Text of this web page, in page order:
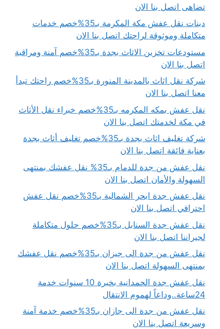
تضاهى اتصل بنا الان
دينات نقل عفش مكة المكرمة بـ35%خصم خدمات
متكاملة وموثوقة لراحتك اتصل بنا الان
مستودعات تخزين الاثاث بجدة بـ35%خصم آمنة ومراقبة
اتصل بنا الان
شركة نقل اثاث بالمدينة المنورة بـ35%خصم راحتك تبدأ
معنا اتصل بنا الان
نقل عفش بمكه المكرمه بـ35%خصم خبراء نقل الأثاث
في مكة لخدمتك اتصل بنا الان
شركة تغليف اثاث بجدة بـ35%خصم تغليف أثاث بجدة
بعناية فائقة اتصل بنا الان
نقل عفش من جدة للدمام بـ35% نقل عفشك بمنتهى
السهولة والأمان اتصل بنا الان
نقل عفش جدة ابحر الشمالية بـ35%خصم نقل عفش
احترافي اتصل بنا الان
نقل عفش جدة السنابل بـ35%خصم حلول متكاملة
لجيراننا اتصل بنا الان
نقل عفش من جدة الى جيزان بـ35%خصم نقل عفشك
بمنتهى السهولة اتصل بنا الان
نقل عفش جدة الحمدانية بخبرة 10 سنوات خدمة
24ساعة..وداعاً لهموم الانتقال
نقل عفش من جدة الى جازان بـ35%خصم خدمة آمنة
وسريعة اتصل بنا الان